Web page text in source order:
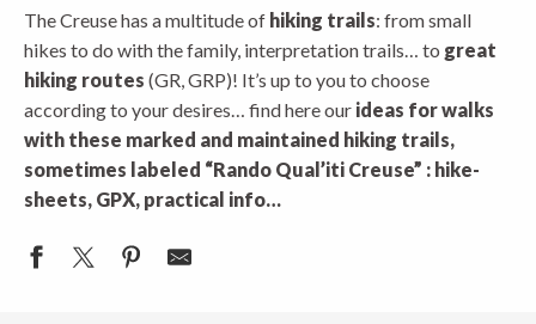
The Creuse has a multitude of hiking trails: from small
hikes to do with the family, interpretation trails… to great
hiking routes (GR, GRP)! It’s up to you to choose
according to your desires… find here our ideas for walks
with these marked and maintained hiking trails,
sometimes labeled “Rando Qual’iti Creuse” : hike-
sheets, GPX, practical info…